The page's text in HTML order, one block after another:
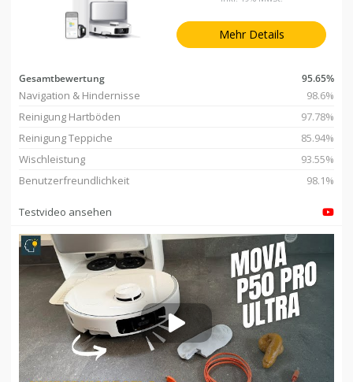
Mehr Details
Gesamtbewertung 95.65%
Navigation & Hindernisse
98.6%
Reinigung Hartböden
97.78%
Reinigung Teppiche
85.94%
Wischleistung
93.55%
Benutzerfreundlichkeit
98.1%
Testvideo ansehen